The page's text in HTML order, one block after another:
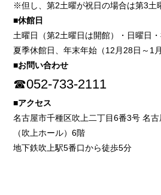
※但し、第2土曜が祝日の場合は第3土
■休館日
土曜日（第2土曜日は開館）・日曜日・
夏季休館日、年末年始（12月28日～1月
■お問い合わせ
☎052-733-2111
■アクセス
名古屋市千種区吹上二丁目6番3号 名
（吹上ホール）6階
地下鉄吹上駅5番口から徒歩5分